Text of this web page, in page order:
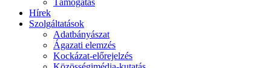
Támogatás
Hírek
Szolgáltatások
Adatbányászat
Ágazati elemzés
Kockázat-előrejelzés